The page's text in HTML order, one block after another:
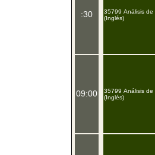
:30
09:00
35799 Análisis de
(Inglés)
35799 Análisis de
(Inglés)